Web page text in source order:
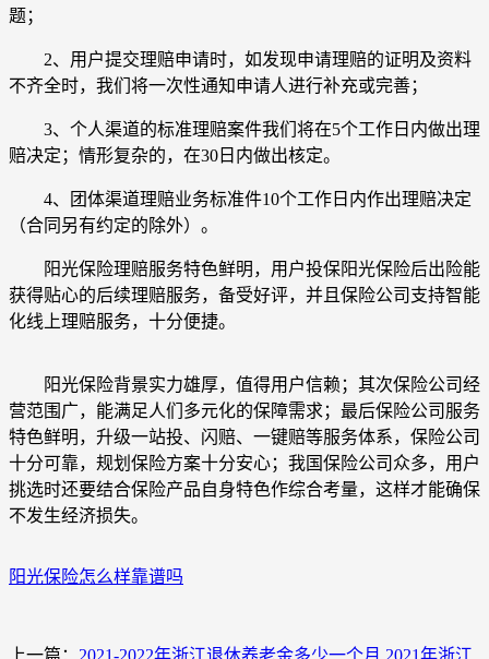
题；
2、用户提交理赔申请时，如发现申请理赔的证明及资料
不齐全时，我们将一次性通知申请人进行补充或完善；
3、个人渠道的标准理赔案件我们将在5个工作日内做出理
赔决定；情形复杂的，在30日内做出核定。
4、团体渠道理赔业务标准件10个工作日内作出理赔决定
（合同另有约定的除外）。
阳光保险理赔服务特色鲜明，用户投保阳光保险后出险能
获得贴心的后续理赔服务，备受好评，并且保险公司支持智能
化线上理赔服务，十分便捷。
阳光保险背景实力雄厚，值得用户信赖；其次保险公司经
营范围广，能满足人们多元化的保障需求；最后保险公司服务
特色鲜明，升级一站投、闪赔、一键赔等服务体系，保险公司
十分可靠，规划保险方案十分安心；我国保险公司众多，用户
挑选时还要结合保险产品自身特色作综合考量，这样才能确保
不发生经济损失。
阳光保险怎么样靠谱吗
上一篇： 2021-2022年浙江退休养老金多少一个月 2021年浙江